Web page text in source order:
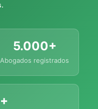
5.000+
Abogados registrados